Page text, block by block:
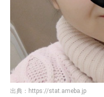
出典： https://stat.ameba.jp